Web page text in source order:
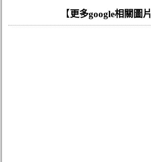
【更多google相關圖片